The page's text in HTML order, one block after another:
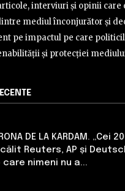
interviuri și opinii care
mediul înconjurător și
pe impactul pe care
și protecției
DE LA KARDAM. „Cei
Reuters, AP și
nimeni nu a...